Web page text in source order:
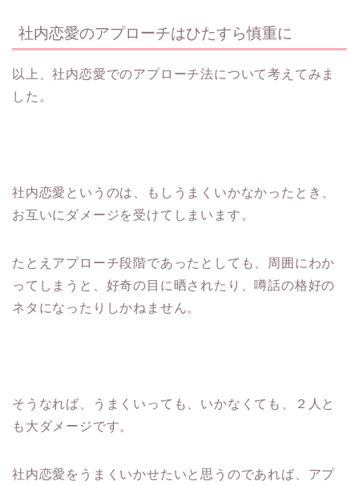
社内恋愛のアプローチはひたすら慎重に
以上、社内恋愛でのアプローチ法について考えてみま
した。
社内恋愛というのは、もしうまくいかなかったとき、
お互いにダメージを受けてしまいます。
たとえアプローチ段階であったとしても、周囲にわか
ってしまうと、好奇の目に晒されたり、噂話の格好の
ネタになったりしかねません。
そうなれば、うまくいっても、いかなくても、２人と
も大ダメージです。
社内恋愛をうまくいかせたいと思うのであれば、アプ